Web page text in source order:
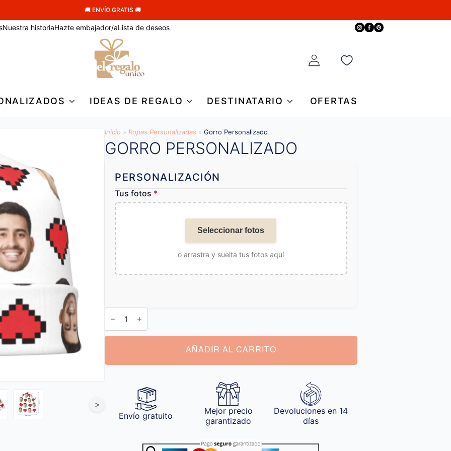
🚚 ENVÍO GRATIS 🚚
Nuestra historiaHazte embajador/aLista de deseos
IDEAS DE REGALO DESTINATARIO OFERTAS
>
Inicio » Ropas Personalizadas » Gorro Personalizado
GORRO PERSONALIZADO
PERSONALIZACIÓN
Tus fotos *
Seleccionar fotos
o arrastra y suelta tus fotos aquí
Gorro
Personalizado
cantidad
AÑADIR AL CARRITO
Envío gratuito
Mejor precio
garantizado
Devoluciones en 14
días